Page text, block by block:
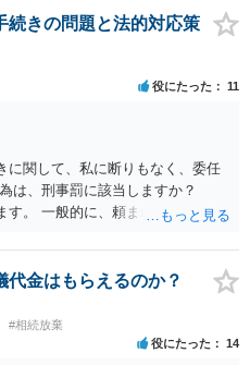
続きの問題と法的対応策
役にたった 11
に関して、私に断りもなく、委任
為は、刑事罰に該当しますか？
す。 一般的に、頼まれた（委任さ
とはまでは依頼の範囲ではない
代金はもらえるのか？
#相続放棄
役にたった 14